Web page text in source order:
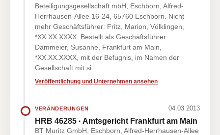
Beteiligungsgesellschaft mbH, Eschborn, Alfred-
Herrhausen-Allee 16-24, 65760 Eschborn. Nicht
mehr Geschäftsführer: Fritz, Marion, Völklingen,
*XX.XX.XXXX. Bestellt als Geschäftsführer:
Dammeier, Susanne, Frankfurt am Main,
*XX.XX.XXXX, mit der Befugnis, im Namen der
Gesellschaft mit si…
Veröffentlichung und Unternehmen ansehen
VERÄNDERUNGEN 04.03.2013
HRB 46285 · Amtsgericht Frankfurt am Main
BT Muritz GmbH, Eschborn, Alfred-Herrhausen-Allee